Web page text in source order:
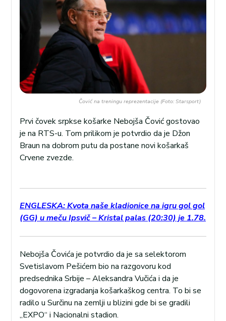
Čović na treningu reprezentacije (Foto: Starsport)
Prvi čovek srpkse košarke Nebojša Čović gostovao
je na RTS-u. Tom prilikom je potvrdio da je Džon
Braun na dobrom putu da postane novi košarkaš
Crvene zvezde.
ENGLESKA: Kvota naše kladionice na igru gol gol
(GG) u meču Ipsvič – Kristal palas (20:30) je 1.78.
Nebojša Čovića je potvrdio da je sa selektorom
Svetislavom Pešićem bio na razgovoru kod
predsednika Srbije – Aleksandra Vučića i da je
dogovorena izgradanja košarkaškog centra. To bi se
radilo u Surčinu na zemlji u blizini gde bi se gradili
„EXPO“ i Nacionalni stadion.